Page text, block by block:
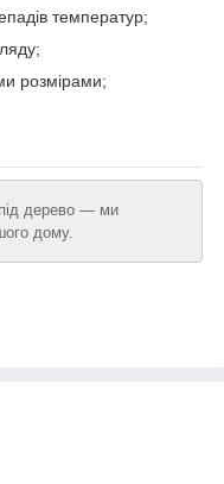
температур;
розмірами;
дерево — ми
дому.